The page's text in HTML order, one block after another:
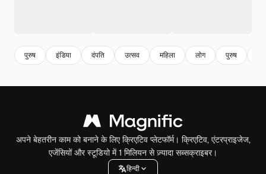
पुरुष इंडिया दंपति उत्सव महिला लोग पुरुष
अपने बेहतरीन काम को बनाने के लिए क्रिएटिव प्लेटफॉर्म। क्रिएटिव, एंटरप्राइजेज,
एजेंसियों और स्टूडियो में 1 मिलियन से ज़्यादा सब्सक्राइबर।
हिन्दी